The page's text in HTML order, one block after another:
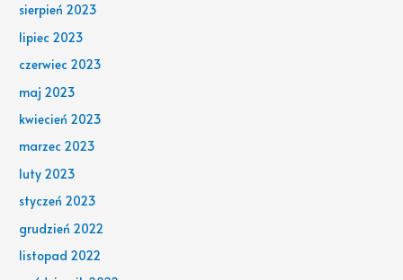
sierpień 2023
lipiec 2023
czerwiec 2023
maj 2023
kwiecień 2023
marzec 2023
luty 2023
styczeń 2023
grudzień 2022
listopad 2022